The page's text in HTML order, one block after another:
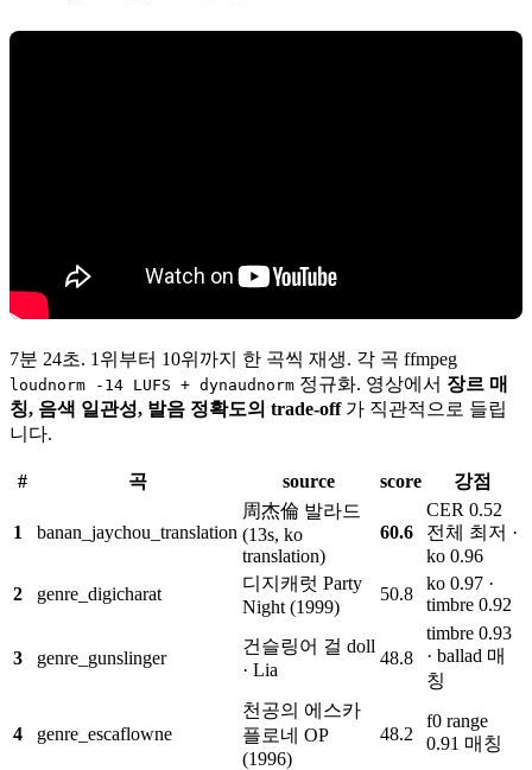
7분 24초. 1위부터 10위까지 한 곡씩 재생. 각 곡 ffmpeg
loudnorm -14 LUFS + dynaudnorm 정규화. 영상에서 장르 매
칭, 음색 일관성, 발음 정확도의 trade-off가 직관적으로 들립
니다.
# 곡 source score 강점
1 banan_jaychou_translation
周杰倫 발라드
(13s, ko
translation)
60.6
CER 0.52
전체 최저 ·
ko 0.96
2
genre_digicharat
디지캐럿 Party
Night (1999)
50.8
ko 0.97 ·
timbre 0.92
3 genre_gunslinger
건슬링어 걸 doll
· Lia
48.8
timbre 0.93
· ballad 매
칭
4 genre_escaflowne
천공의 에스카
플로네 OP
(1996)
48.2
f0 range
0.91 매칭